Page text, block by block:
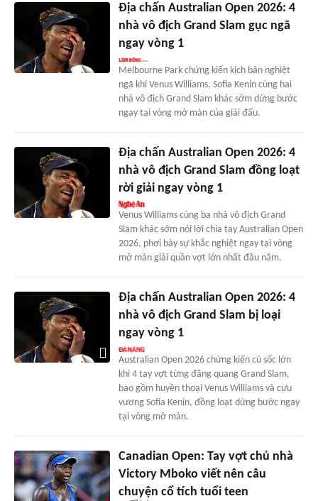
Địa chấn Australian Open 2026: 4
nhà vô địch Grand Slam gục ngã
ngay vòng 1
Melbourne Park chứng kiến kịch bản nghiệt
ngã khi Venus Williams, Sofia Kenin cùng hai
nhà vô địch Grand Slam khác sớm dừng bước
ngay tại vòng mở màn của giải đấu.
Địa chấn Australian Open 2026: 4
nhà vô địch Grand Slam đồng loạt
rời giải ngay vòng 1
Venus Williams cùng ba nhà vô địch Grand
Slam khác sớm nói lời chia tay Australian Open
2026, phơi bày sự khắc nghiệt ngay tại vòng
mở màn giải quần vợt lớn nhất đầu năm.
Địa chấn Australian Open 2026: 4
nhà vô địch Grand Slam bị loại
ngay vòng 1
Australian Open 2026 chứng kiến cú sốc lớn
khi 4 tay vợt từng đăng quang Grand Slam,
bao gồm huyền thoại Venus Williams và cựu
vương Sofia Kenin, đồng loạt dừng bước ngay
tại vòng mở màn.
Canadian Open: Tay vợt chủ nhà
Victory Mboko viết nên câu
chuyện cổ tích tuổi teen